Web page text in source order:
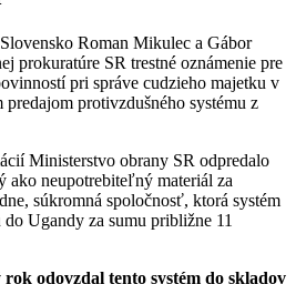
Roman Mikulec a Gábor
prokuratúre SR trestné oznámenie pre
pri správe cudzieho majetku v
protivzdušného systému z
Ministerstvo obrany SR odpredalo
ako neupotrebiteľný materiál za
súkromná spoločnosť, ktorá systém
Ugandy za sumu približne 11
odovzdal tento systém do skladov